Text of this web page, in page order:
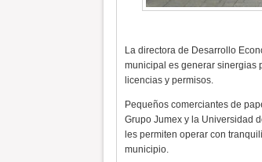
La directora de Desarrollo
municipal es generar sinergias
licencias y permisos.
Pequeños comerciantes de
Grupo Jumex y la Universidad
les permiten operar con
municipio.